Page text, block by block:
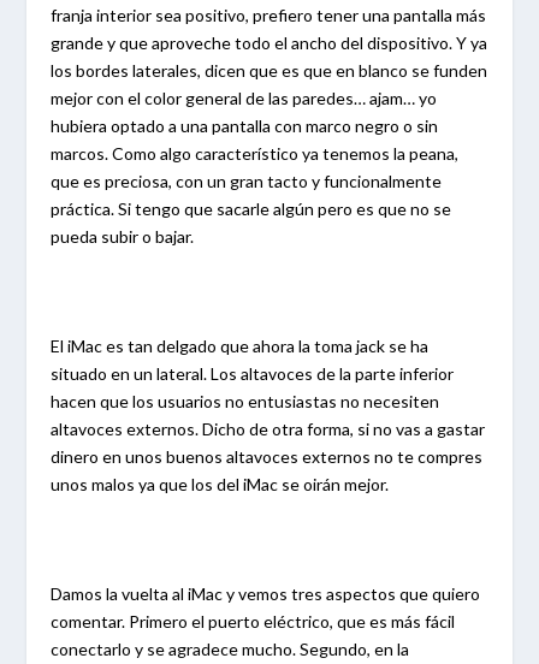
franja interior sea positivo, prefiero tener una pantalla más
grande y que aproveche todo el ancho del dispositivo. Y ya
los bordes laterales, dicen que es que en blanco se funden
mejor con el color general de las paredes… ajam… yo
hubiera optado a una pantalla con marco negro o sin
marcos. Como algo característico ya tenemos la peana,
que es preciosa, con un gran tacto y funcionalmente
práctica. Si tengo que sacarle algún pero es que no se
pueda subir o bajar.
El iMac es tan delgado que ahora la toma jack se ha
situado en un lateral. Los altavoces de la parte inferior
hacen que los usuarios no entusiastas no necesiten
altavoces externos. Dicho de otra forma, si no vas a gastar
dinero en unos buenos altavoces externos no te compres
unos malos ya que los del iMac se oirán mejor.
Damos la vuelta al iMac y vemos tres aspectos que quiero
comentar. Primero el puerto eléctrico, que es más fácil
conectarlo y se agradece mucho. Segundo, en la